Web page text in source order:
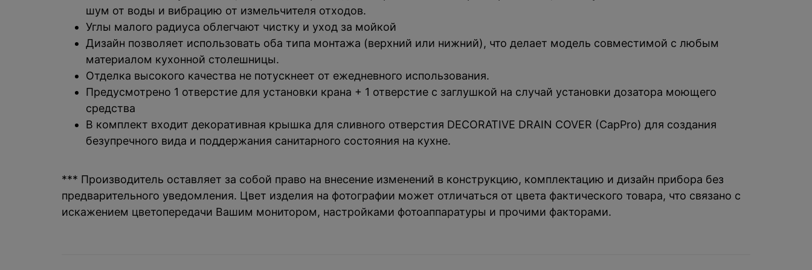
шум от воды и вибрацию от измельчителя отходов.
Углы малого радиуса облегчают чистку и уход за мойкой
Дизайн позволяет использовать оба типа монтажа (верхний или нижний), что делает модель совместимой с любым
материалом кухонной столешницы.
Отделка высокого качества не потускнеет от ежедневного использования.
Предусмотрено 1 отверстие для установки крана + 1 отверстие с заглушкой на случай установки дозатора моющего
средства
В комплект входит декоративная крышка для сливного отверстия DECORATIVE DRAIN COVER (CapPro) для создания
безупречного вида и поддержания санитарного состояния на кухне.
*** Производитель оставляет за собой право на внесение изменений в конструкцию, комплектацию и дизайн прибора без
предварительного уведомления. Цвет изделия на фотографии может отличаться от цвета фактического товара, что связано с
искажением цветопередачи Вашим монитором, настройками фотоаппаратуры и прочими факторами.